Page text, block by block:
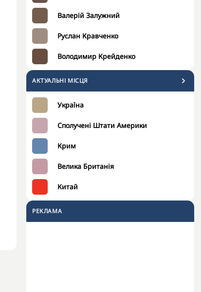
Валерій Залужний
Руслан Кравченко
Володимир Крейденко
АКТУАЛЬНІ МІСЦЯ
Україна
Сполучені Штати Америки
Крим
Велика Британія
Китай
РЕКЛАМА